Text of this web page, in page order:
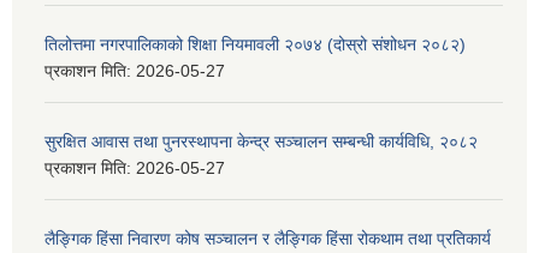
तिलोत्तमा नगरपालिकाको शिक्षा नियमावली २०७४ (दोस्रो संशोधन २०८२)
प्रकाशन मिति: 2026-05-27
सुरक्षित आवास तथा पुनरस्थापना केन्द्र सञ्चालन सम्बन्धी कार्यविधि, २०८२
प्रकाशन मिति: 2026-05-27
लैङ्गिक हिंसा निवारण कोष सञ्चालन र लैङ्गिक हिंसा रोकथाम तथा प्रतिकार्य